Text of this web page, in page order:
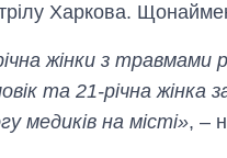
Харкова.
жінки з травмами
та 21-річна жінка
медиків на місті», –